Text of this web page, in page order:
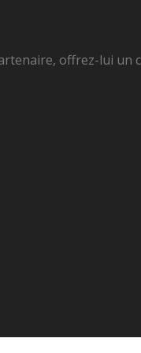
offrez-lui un